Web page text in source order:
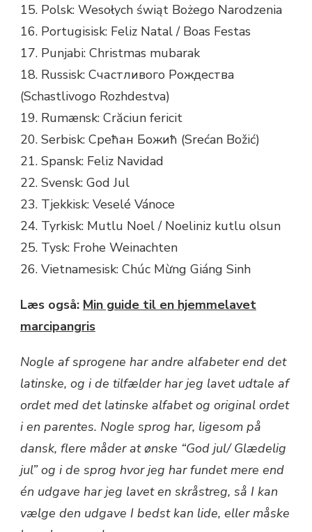
15. Polsk: Wesołych świąt Bożego Narodzenia
16. Portugisisk: Feliz Natal / Boas Festas
17. Punjabi: Christmas mubarak
18. Russisk: Счастливого Рождества
(Schastlivogo Rozhdestva)
19. Rumænsk: Crăciun fericit
20. Serbisk: Срећан Божић (Srećan Božić)
21. Spansk: Feliz Navidad
22. Svensk: God Jul
23. Tjekkisk: Veselé Vánoce
24. Tyrkisk: Mutlu Noel / Noeliniz kutlu olsun
25. Tysk: Frohe Weinachten
26. Vietnamesisk: Chúc Mừng Giáng Sinh
Læs også: Min guide til en hjemmelavet
marcipangris
Nogle af sprogene har andre alfabeter end det
latinske, og i de tilfælder har jeg lavet udtale af
ordet med det latinske alfabet og original ordet
i en parentes. Nogle sprog har, ligesom på
dansk, flere måder at ønske “God jul/ Glædelig
jul” og i de sprog hvor jeg har fundet mere end
én udgave har jeg lavet en skråstreg, så I kan
vælge den udgave I bedst kan lide, eller måske